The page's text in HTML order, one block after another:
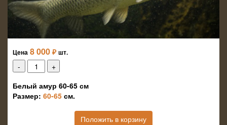
Цена 8 000 ₽ шт.
Белый амур 60-65 см
Размер: 60-65 см.
Положить в корзину